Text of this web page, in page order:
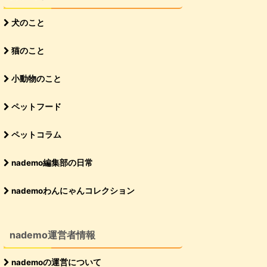
犬のこと
猫のこと
小動物のこと
ペットフード
ペットコラム
nademo編集部の日常
nademoわんにゃんコレクション
nademo運営者情報
nademoの運営について